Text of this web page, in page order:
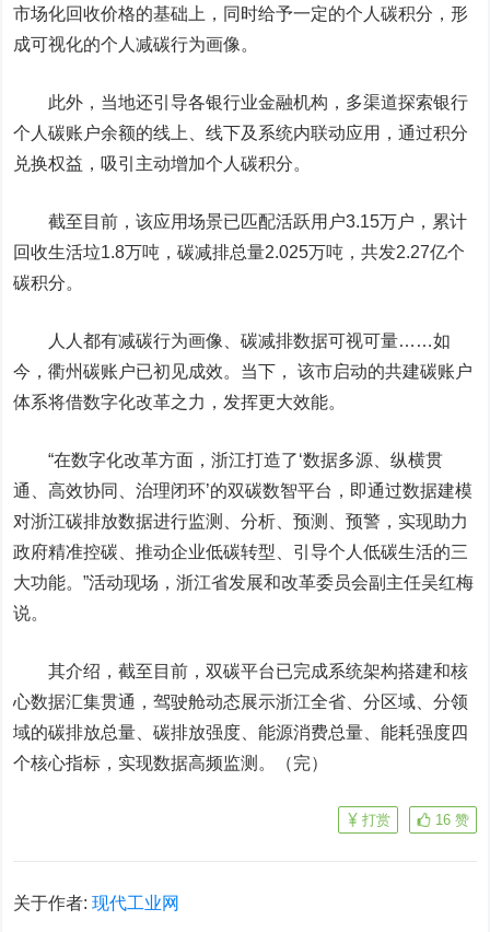
市场化回收价格的基础上，同时给予一定的个人碳积分，形
成可视化的个人减碳行为画像。
此外，当地还引导各银行业金融机构，多渠道探索银行
个人碳账户余额的线上、线下及系统内联动应用，通过积分
兑换权益，吸引主动增加个人碳积分。
截至目前，该应用场景已匹配活跃用户3.15万户，累计
回收生活垃1.8万吨，碳减排总量2.025万吨，共发2.27亿个
碳积分。
人人都有减碳行为画像、碳减排数据可视可量……如
今，衢州碳账户已初见成效。当下， 该市启动的共建碳账户
体系将借数字化改革之力，发挥更大效能。
“在数字化改革方面，浙江打造了‘数据多源、纵横贯
通、高效协同、治理闭环’的双碳数智平台，即通过数据建模
对浙江碳排放数据进行监测、分析、预测、预警，实现助力
政府精准控碳、推动企业低碳转型、引导个人低碳生活的三
大功能。”活动现场，浙江省发展和改革委员会副主任吴红梅
说。
其介绍，截至目前，双碳平台已完成系统架构搭建和核
心数据汇集贯通，驾驶舱动态展示浙江全省、分区域、分领
域的碳排放总量、碳排放强度、能源消费总量、能耗强度四
个核心指标，实现数据高频监测。（完）
16 赞
打赏
关于作者:现代工业网